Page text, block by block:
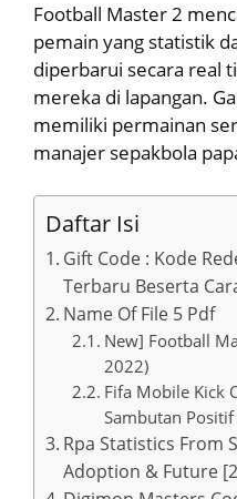
Football Master 2
pemain yang statistik
diperbarui secara real
mereka di lapangan.
memiliki permainan
manajer sepakbola
Daftar Isi
Gift Code : Kode
Terbaru Beserta
Name Of File 5 Pdf
New] Football
2022)
Fifa Mobile Kick
Sambutan
Rpa Statistics From
Adoption & Future